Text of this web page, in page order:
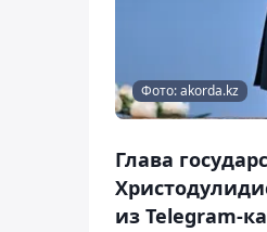
Фото: akorda.kz
Глава
из Telegram-